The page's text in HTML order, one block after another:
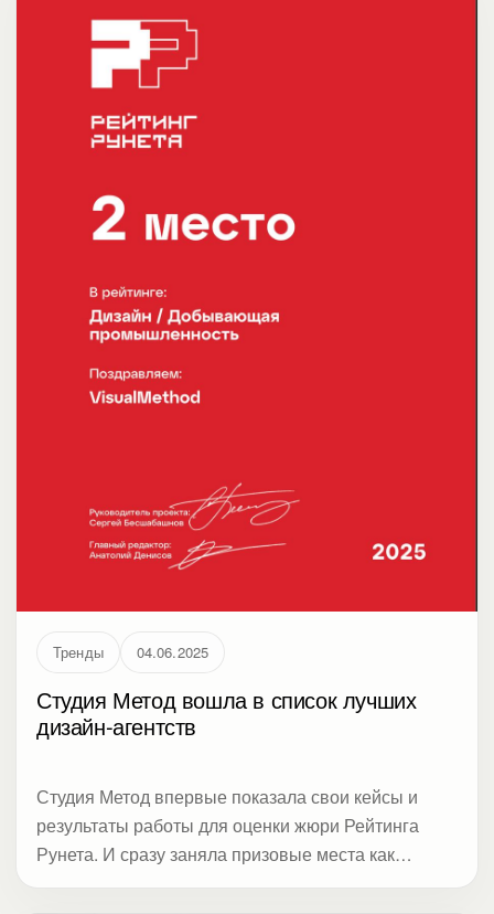
телекоммуникаций, электроэнергетики,
металлургии, транспорта, потребительского
сектора, лесной, нефтегазовой и химической
организации (+64% к 2024 году), в том числе
новые непубличные компании из Сектора роста
индекс МосБиржи, 56 — в широкий индекс, а
бумаги восьми компаний вошли в топ-10 самых
Тренды 04.06.2025
Студия Метод вошла в список лучших
дизайн-агентств
Студия Метод впервые показала свои кейсы и
результаты работы для оценки жюри Рейтинга
Рунета. И сразу заняла призовые места как